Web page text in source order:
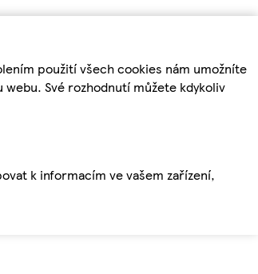
použití všech cookies nám umožníte
Své rozhodnutí můžete kdykoliv
k informacím ve vašem zařízení,